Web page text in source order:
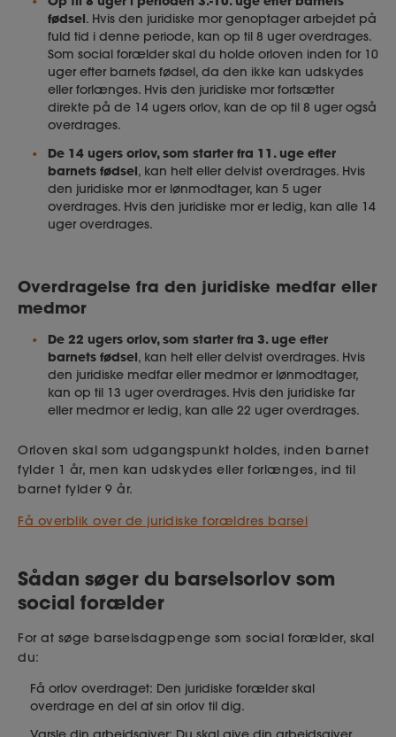
fødsel. Hvis den juridiske mor genoptager arbejdet på
fuld tid i denne periode, kan op til 8 uger overdrages.
Som social forælder skal du holde orloven inden for 10
uger efter barnets fødsel, da den ikke kan udskydes
eller forlænges. Hvis den juridiske mor fortsætter
direkte på de 14 ugers orlov, kan de op til 8 uger også
overdrages.
De 14 ugers orlov, som starter fra 11. uge efter
barnets fødsel, kan helt eller delvist overdrages. Hvis
den juridiske mor er lønmodtager, kan 5 uger
overdrages. Hvis den juridiske mor er ledig, kan alle 14
uger overdrages.
Overdragelse fra den juridiske medfar eller
medmor
De 22 ugers orlov, som starter fra 3. uge efter
barnets fødsel, kan helt eller delvist overdrages. Hvis
den juridiske medfar eller medmor er lønmodtager,
kan op til 13 uger overdrages. Hvis den juridiske far
eller medmor er ledig, kan alle 22 uger overdrages.
Orloven skal som udgangspunkt holdes, inden barnet
fylder 1 år, men kan udskydes eller forlænges, ind til
barnet fylder 9 år.
Få overblik over de juridiske forældres barsel
Sådan søger du barselsorlov som
social forælder
For at søge barselsdagpenge som social forælder, skal
du:
Få orlov overdraget: Den juridiske forælder skal
overdrage en del af sin orlov til dig.